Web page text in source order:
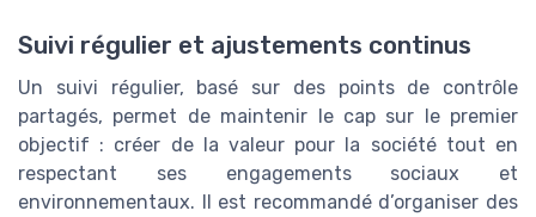
Suivi régulier et ajustements continus
Un suivi régulier, basé sur des points de contrôle
partagés, permet de maintenir le cap sur le premier
objectif : créer de la valeur pour la société tout en
respectant ses engagements sociaux et
environnementaux. Il est recommandé d’organiser des